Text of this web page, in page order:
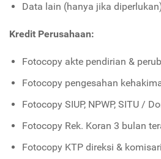
Data lain (hanya jika
Kredit Perusahaan:
Fotocopy akte pendirian &
Fotocopy pengesahan
Fotocopy SIUP, NPWP, SITU /
Fotocopy Rek. Koran 3 bulan
Fotocopy KTP direksi &